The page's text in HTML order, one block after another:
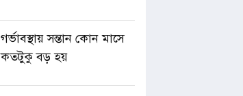
গর্ভাবস্থায় সন্তান কোন মাসে
কতটুকু বড় হয়